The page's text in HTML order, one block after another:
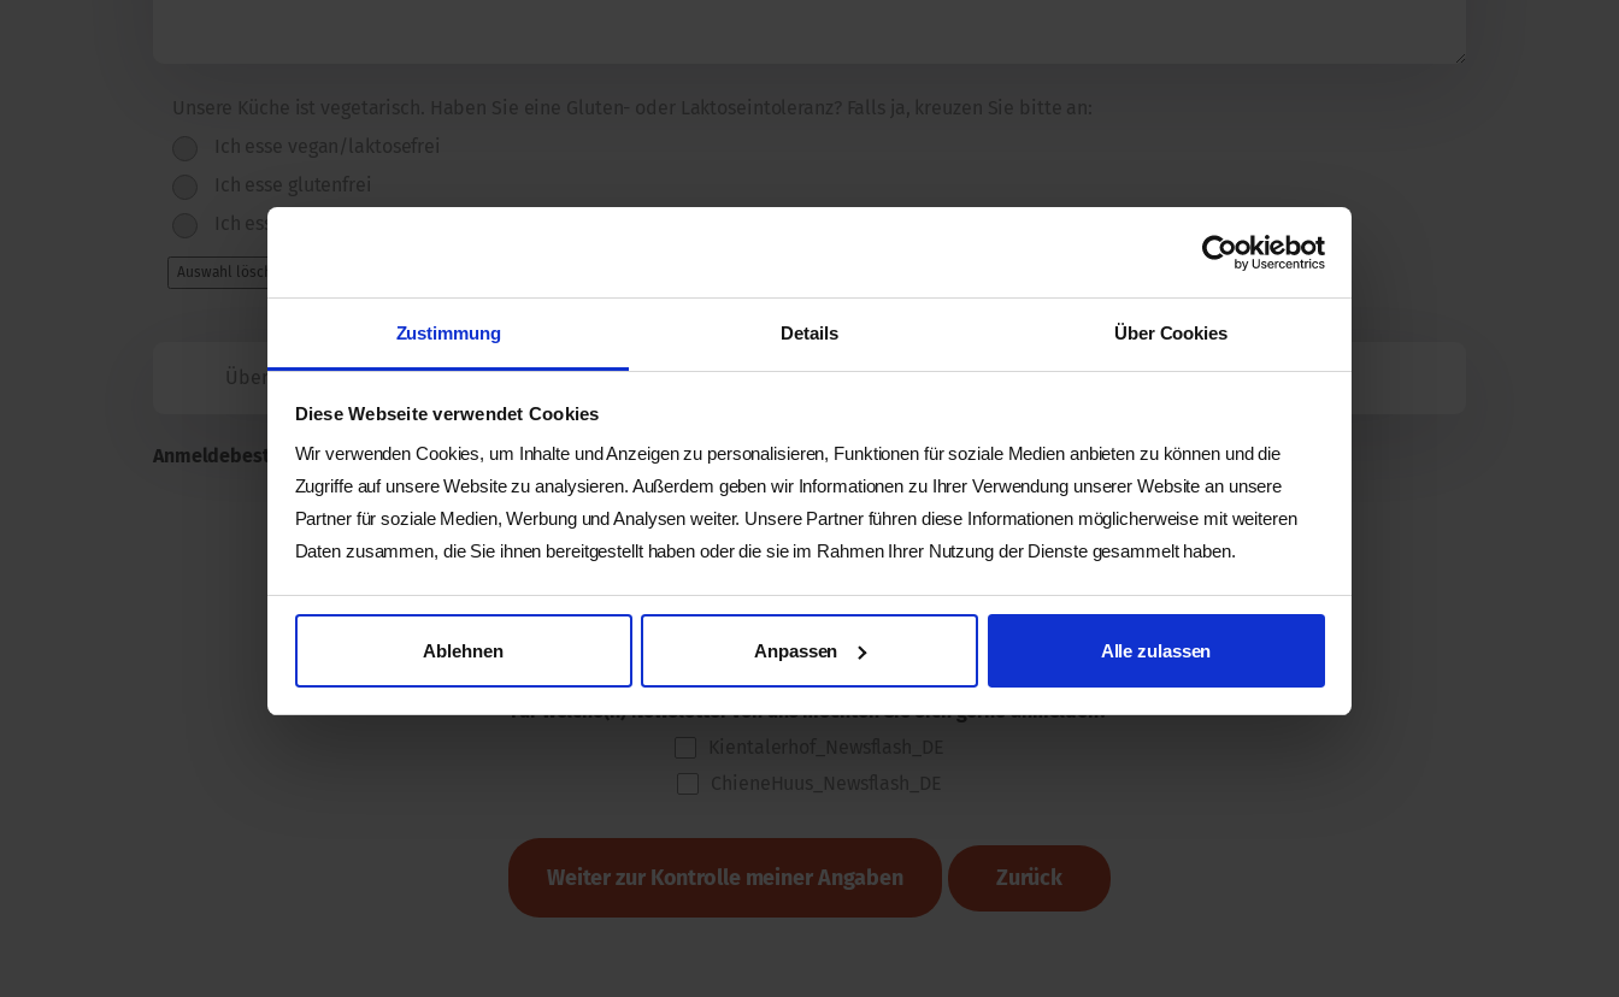
Zustimmung Details Über Cookies
Diese Webseite verwendet Cookies
Wir verwenden Cookies, um Inhalte und Anzeigen zu personalisieren, Funktionen für soziale Medien anbieten zu können und die
Zugriffe auf unsere Website zu analysieren. Außerdem geben wir Informationen zu Ihrer Verwendung unserer Website an unsere
Partner für soziale Medien, Werbung und Analysen weiter. Unsere Partner führen diese Informationen möglicherweise mit weiteren
Daten zusammen, die Sie ihnen bereitgestellt haben oder die sie im Rahmen Ihrer Nutzung der Dienste gesammelt haben.
Ablehnen Anpassen Alle zulassen
Unsere Küche ist vegetarisch. Haben Sie eine Gluten- oder Laktoseintoleranz? Falls ja, kreuzen Sie bitte an:
Ich esse vegan/laktosefrei
Ich esse glutenfrei
Ich esse vegan/laktosefrei UND glutenfrei
Auswahl löschen
Anmeldebestätigung / Einzahlungsschein per E-Mail senden per Briefpost senden
Ich möchte vom Frühbucherpreis profitieren und bin einverstanden mit denBedingungen.
Ich anerkenne dieallgemeinen Geschäftsbedinungender Kientalerhof AG..
Kontrollieren Sie alle Angaben und klicken Sie anschliessend 'Speichern'.
Für welche(n) Newsletter von uns möchten Sie sich gerne anmelden?
ChieneHuus_Newsflash_DE
Zurück